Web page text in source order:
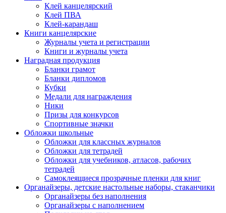
Клей канцелярский
Клей ПВА
Клей-карандаш
Книги канцелярские
Журналы учета и регистрации
Книги и журналы учета
Наградная продукция
Бланки грамот
Бланки дипломов
Кубки
Медали для награждения
Ники
Призы для конкурсов
Спортивные значки
Обложки школьные
Обложки для классных журналов
Обложки для тетрадей
Обложки для учебников, атласов, рабочих
тетрадей
Самоклеящиеся прозрачные пленки для книг
Органайзеры, детские настольные наборы, стаканчики
Органайзеры без наполнения
Органайзеры с наполнением